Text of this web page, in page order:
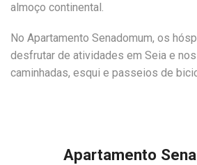
almoço continental.
No Apartamento Senadomum, os
desfrutar de atividades em Seia e
caminhadas, esqui e passeios de
Apartamento